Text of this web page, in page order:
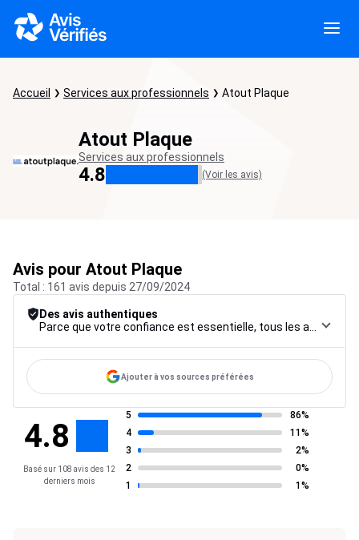
Accueil Services aux professionnels Atout Plaque
Atout Plaque
Services aux professionnels
4.8 (Voir les avis)
Avis pour Atout Plaque
Total : 161 avis depuis 27/09/2024
Des avis authentiques
Ajouter à vos sources préférées
4.8
Basé sur 108 avis des 12
derniers mois
5
86%
4
11%
3
2%
2
0%
1
1%